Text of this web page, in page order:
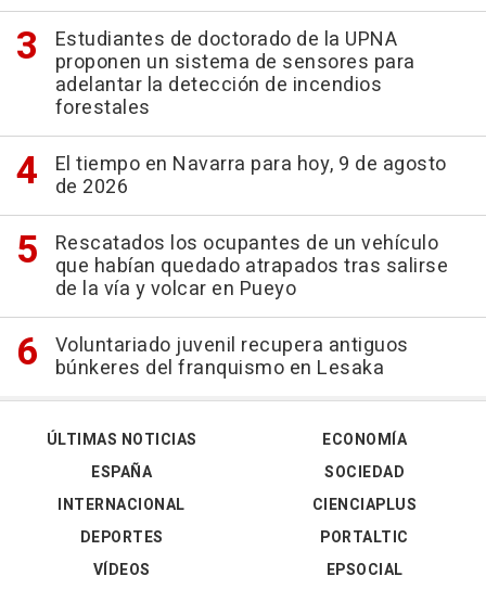
Estudiantes de doctorado de la UPNA
proponen un sistema de sensores para
adelantar la detección de incendios
forestales
El tiempo en Navarra para hoy, 9 de agosto
de 2026
Rescatados los ocupantes de un vehículo
que habían quedado atrapados tras salirse
de la vía y volcar en Pueyo
Voluntariado juvenil recupera antiguos
búnkeres del franquismo en Lesaka
ÚLTIMAS NOTICIAS
ESPAÑA
INTERNACIONAL
DEPORTES
VÍDEOS
ECONOMÍA
SOCIEDAD
CIENCIAPLUS
PORTALTIC
EPSOCIAL